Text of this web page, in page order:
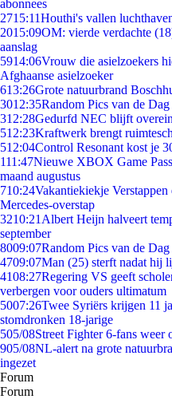
abonnees
2715:11Houthi's vallen
2015:09OM: vierde verdachte
aanslag
5914:06Vrouw die asielzoekers
Afghaanse asielzoeker
613:26Grote natuurbrand
3012:35Random Pics van de
312:28Gedurfd NEC blijft
512:23Kraftwerk brengt
512:04Control Resonant kost je
111:47Nieuwe XBOX Game
maand augustus
710:24Vakantiekiekje
Mercedes-overstap
3210:21 Albert Heijn halveert
september
8009:07Random Pics van de
4709:07Man (25) sterft nadat hij
4108:27Regering VS geeft
verbergen voor ouders ultimatum
5007:26Twee Syriërs krijgen 11
stomdronken 18-jarige
505/08Street Fighter 6-fans weer
905/08NL-alert na grote
ingezet
Forum
Forum